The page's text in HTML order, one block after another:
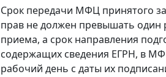
Срок передачи МФЦ принятого
прав не должен превышать один
приема, а срок направления
содержащих сведения ЕГРН, в
рабочий день с даты их